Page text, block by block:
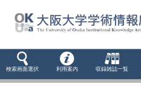
検索画面選択 利用案内 収録雑誌一覧